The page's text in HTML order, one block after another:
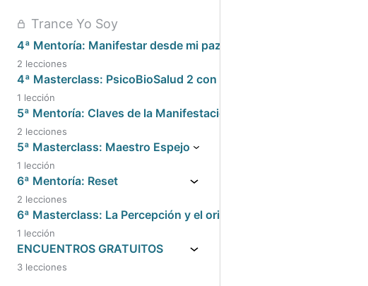
Trance Yo Soy
4ª Mentoría: Manifestar desde mi paz
2 lecciones
4ª Masterclass: PsicoBioSalud 2 con Mª Jesús Solavera
1 lección
5ª Mentoría: Claves de la Manifestación
2 lecciones
5ª Masterclass: Maestro Espejo
1 lección
6ª Mentoría: Reset
2 lecciones
6ª Masterclass: La Percepción y el origen de tu Paz
1 lección
ENCUENTROS GRATUITOS
3 lecciones